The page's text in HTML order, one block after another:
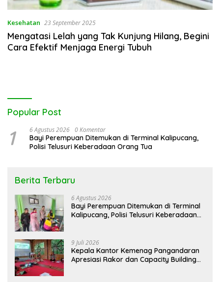
Kesehatan 23 September 2025
Mengatasi Lelah yang Tak Kunjung Hilang, Begini
Cara Efektif Menjaga Energi Tubuh
Popular Post
1 6 Agustus 2026 0 Komentar
Bayi Perempuan Ditemukan di Terminal Kalipucang,
Polisi Telusuri Keberadaan Orang Tua
Berita Terbaru
6 Agustus 2026
Bayi Perempuan Ditemukan di Terminal
Kalipucang, Polisi Telusuri Keberadaan
9 Juli 2026
Kepala Kantor Kemenag Pangandaran
Apresiasi Rakor dan Capacity Building